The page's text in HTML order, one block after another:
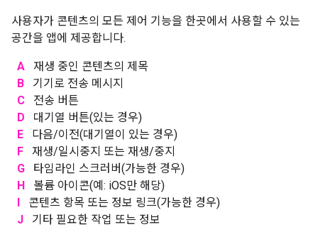
사용자가 콘텐츠의 모든 제어 기능을 한곳에서 사용할 수 있는
공간을 앱에 제공합니다.
A
재생 중인 콘텐츠의 제목
B
기기로 전송 메시지
C
전송 버튼
D
대기열 버튼(있는 경우)
E
다음/이전(대기열이 있는 경우)
F
재생/일시중지 또는 재생/중지
G
타임라인 스크러버(가능한 경우)
H
볼륨 아이콘(예: iOS만 해당)
I
콘텐츠 항목 또는 정보 링크(가능한 경우)
J
기타 필요한 작업 또는 정보